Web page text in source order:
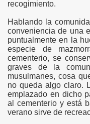
recogimiento.
Hablando la
conveniencia de una
puntualmente en la
especie de
cementerio, se
graves de la
musulmanes, cosa
no queda algo claro.
emplazado en dicho
al cementerio y está
verano sirve de